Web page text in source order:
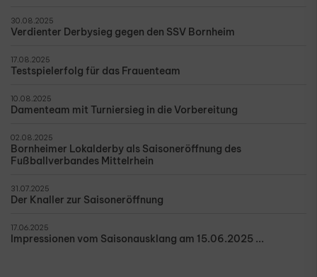
30.08.2025
Verdienter Derbysieg gegen den SSV Bornheim
17.08.2025
Testspielerfolg für das Frauenteam
10.08.2025
Damenteam mit Turniersieg in die Vorbereitung
02.08.2025
Bornheimer Lokalderby als Saisoneröffnung des
Fußballverbandes Mittelrhein
31.07.2025
Der Knaller zur Saisoneröffnung
17.06.2025
Impressionen vom Saisonausklang am 15.06.2025 ...